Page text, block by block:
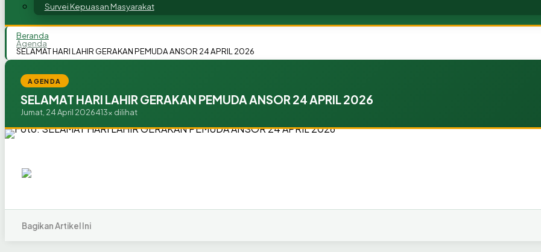
Survei Kepuasan Masyarakat
Beranda
Agenda
SELAMAT HARI LAHIR GERAKAN PEMUDA ANSOR 24 APRIL 2026
AGENDA
SELAMAT HARI LAHIR GERAKAN PEMUDA ANSOR 24 APRIL 2026
Jumat, 24 April 2026413x dilihat
Bagikan Artikel Ini